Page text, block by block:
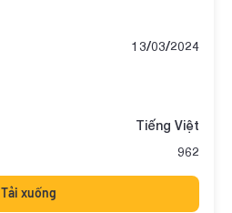
13/03/2024
Tiếng Việt
962
Tải xuống